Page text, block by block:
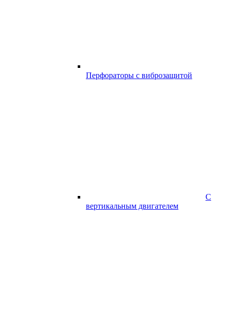
Перфораторы с виброзащитой
С
вертикальным двигателем